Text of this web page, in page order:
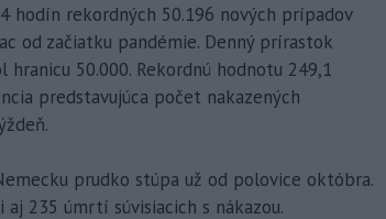
hodín rekordných 50.196 nových prípadov
od začiatku pandémie. Denný prírastok
50.000. Rekordnú hodnotu 249,1
predstavujúca počet nakazených
prudko stúpa už od polovice októbra.
235 úmrtí súvisiacich s nákazou.